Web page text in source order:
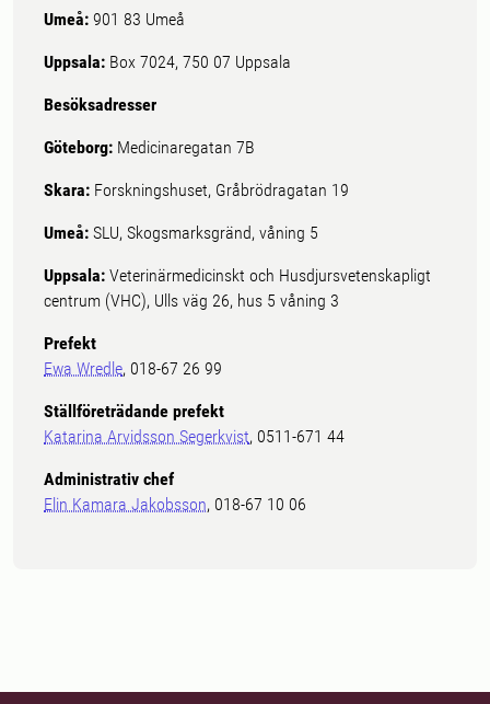
Umeå: 901 83 Umeå
Uppsala: Box 7024, 750 07 Uppsala
Besöksadresser
Göteborg: Medicinaregatan 7B
Skara: Forskningshuset, Gråbrödragatan 19
Umeå: SLU, Skogsmarksgränd, våning 5
Uppsala: Veterinärmedicinskt och Husdjursvetenskapligt
centrum (VHC), Ulls väg 26, hus 5 våning 3
Prefekt
Ewa Wredle, 018-67 26 99
Ställföreträdande prefekt
Katarina Arvidsson Segerkvist, 0511-671 44
Administrativ chef
Elin Kamara Jakobsson, 018-67 10 06